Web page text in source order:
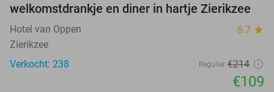
welkomstdrankje en diner in hartje Zierikzee
Hotel van Oppen 8.7 star
Zierikzee
Verkocht: 238
Regulier €214
€109